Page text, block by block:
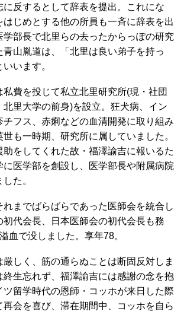
に反するとして辞表を提出。これにな
はじめとする他の所員も一斉に辞表を出
学部長で北里らの去ったからっぽの研究
青山胤道は、「北里は良い弟子を持っ
います。
私費を投じて私立北里研究所(現・社団
里大学の前身)を設立。狂犬病、イン
チフス、赤痢などの血清開発に取り組み
も一時期、研究所に属していました。
助をしてくれた故・福澤諭吉に報いるた
に医学部を創設し、医学部長や附属病院
た。
れまでばらばらであった医師会を統合し
初代会長、日本医師会の初代会長も務
血で没しました。享年78。
しく、筋の通らぬことは断固反対しま
終生忘れず、福澤諭吉には感謝の念を抱
ツ留学時代の恩師・コッホが来日した際
再会を喜び、滞在期間中、コッホを自ら